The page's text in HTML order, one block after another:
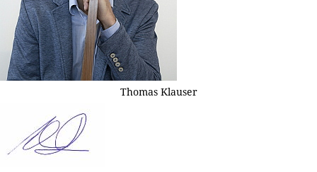
Thomas Klauser